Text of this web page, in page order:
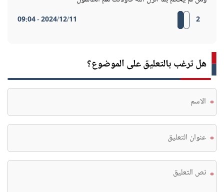
2
2024/12/11 - 09:04
هل ترغب بالتعليق على الموضوع؟
*
*
*